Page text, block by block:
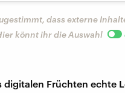
dass externe
könnt ihr die Auswahl
digitalen Früchten echte